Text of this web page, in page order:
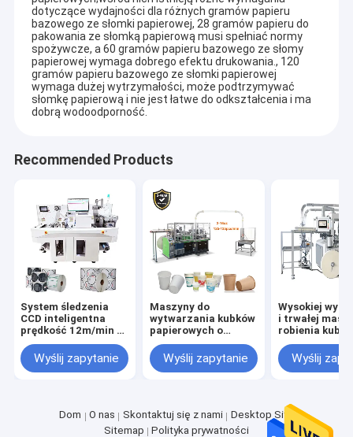
dotyczące wydajności dla różnych gramów papieru
bazowego ze słomki papierowej, 28 gramów papieru do
pakowania ze słomką papierową musi spełniać normy
spożywcze, a 60 gramów papieru bazowego ze słomy
papierowej wymaga dobrego efektu drukowania., 120
gramów papieru bazowego ze słomki papierowej
wymaga dużej wytrzymałości, może podtrzymywać
słomkę papierową i nie jest łatwe do odkształcenia i ma
dobrą wodoodporność.
Recommended Products
System śledzenia
CCD inteligentna
prędkość 12m/min 8
głów cyfrowa
etykieta obcinarka
wielofunkcyjna
Wyślij zapytanie
Maszyny do
wytwarzania kubków
papierowych o
napięciu 380 V do
150-350 Gsm
papieru powlekanego
Wyślij zapytanie
Wysokiej
i trwałej
robienia
papierowych
średnica
mm
Wyślij
Dom O nas Skontaktuj się z nami
Desktop Site
Sitemap
Polityka prywatności